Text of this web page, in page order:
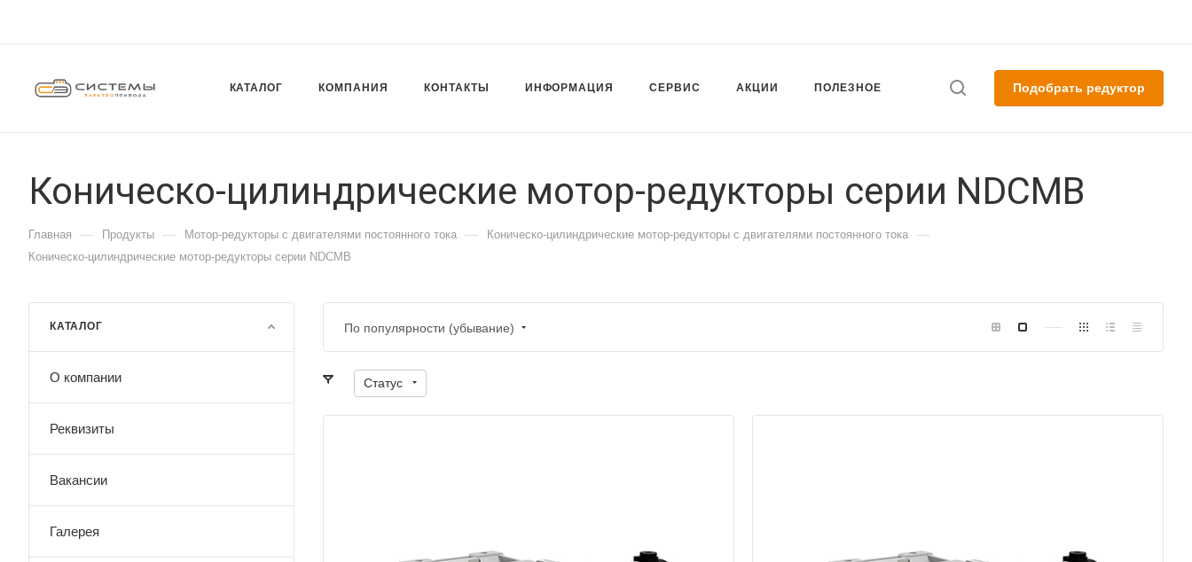
КАТАЛОГ КОМПАНИЯ КОНТАКТЫ ИНФОРМАЦИЯ СЕРВИС АКЦИИ ПОЛЕЗНОЕ Подобрать редуктор
Коническо-цилиндрические мотор-редукторы серии NDCMB
Главная — Продукты — Мотор-редукторы с двигателями постоянного тока — Коническо-цилиндрические мотор-редукторы с двигателями постоянного тока —
Коническо-цилиндрические мотор-редукторы серии NDCMB
По популярности (убывание)
Статус
КАТАЛОГ
О компании
Реквизиты
Вакансии
Галерея